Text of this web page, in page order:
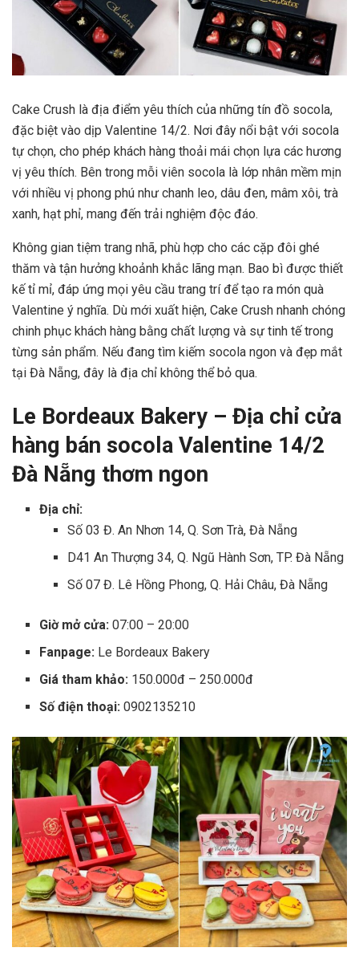
Cake Crush là địa điểm yêu thích của những tín đồ socola,
đặc biệt vào dịp Valentine 14/2. Nơi đây nổi bật với socola
tự chọn, cho phép khách hàng thoải mái chọn lựa các hương
vị yêu thích. Bên trong mỗi viên socola là lớp nhân mềm mịn
với nhiều vị phong phú như chanh leo, dâu đen, mâm xôi, trà
xanh, hạt phỉ, mang đến trải nghiệm độc đáo.
Không gian tiệm trang nhã, phù hợp cho các cặp đôi ghé
thăm và tận hưởng khoảnh khắc lãng mạn. Bao bì được thiết
kế tỉ mỉ, đáp ứng mọi yêu cầu trang trí để tạo ra món quà
Valentine ý nghĩa. Dù mới xuất hiện, Cake Crush nhanh chóng
chinh phục khách hàng bằng chất lượng và sự tinh tế trong
từng sản phẩm. Nếu đang tìm kiếm socola ngon và đẹp mắt
tại Đà Nẵng, đây là địa chỉ không thể bỏ qua.
Le Bordeaux Bakery – Địa chỉ cửa
hàng bán socola Valentine 14/2
Đà Nẵng thơm ngon
Địa chỉ:
Số 03 Đ. An Nhơn 14, Q. Sơn Trà, Đà Nẵng
D41 An Thượng 34, Q. Ngũ Hành Sơn, TP. Đà Nẵng
Số 07 Đ. Lê Hồng Phong, Q. Hải Châu, Đà Nẵng
Giờ mở cửa: 07:00 – 20:00
Fanpage: Le Bordeaux Bakery
Giá tham khảo: 150.000đ – 250.000đ
Số điện thoại: 0902135210